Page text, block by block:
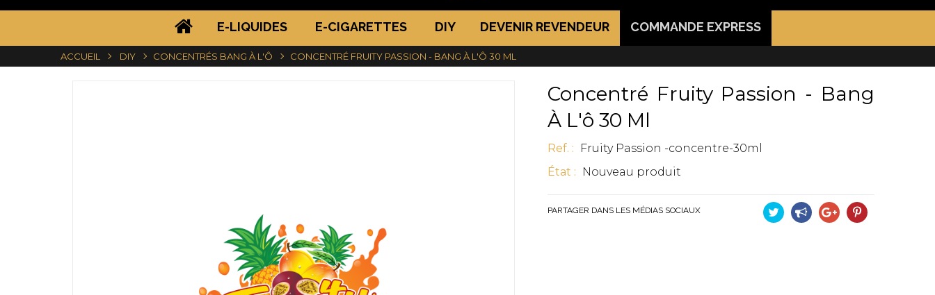
E-LIQUIDES E-CIGARETTES DIY DEVENIR REVENDEUR COMMANDE EXPRESS
ACCUEIL DIY CONCENTRÉS BANG À L'Ô CONCENTRÉ FRUITY PASSION - BANG À L'Ô 30 ML
Concentré Fruity Passion - Bang
À L'ô 30 Ml
Ref. :
Fruity Passion -concentre-30ml
État :
Nouveau produit
PARTAGER DANS LES MÉDIAS SOCIAUX